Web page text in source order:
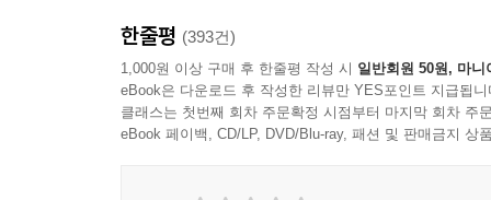
한줄평 (393건)
1,000원 이상 구매 후 한줄평 작성 시 일반회원 50원, 마니
eBook은 다운로드 후 작성한 리뷰만 YES포인트 지급됩니
클래스는 첫번째 회차 주문확정 시점부터 마지막 회차 주
eBook 페이백, CD/LP, DVD/Blu-ray, 패션 및 판매금지 상